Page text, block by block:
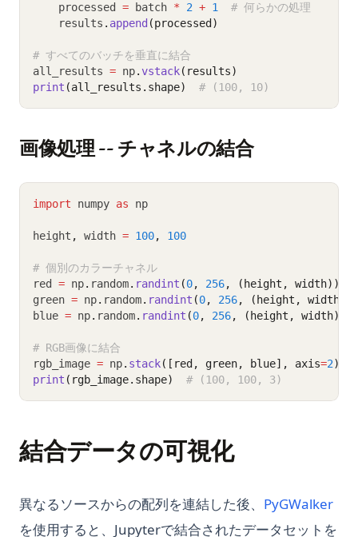
    processed
= batch * 2 + 1
# 何らかの処理
    results
. append (processed)
# すべてのバッチを垂直に結合
all_results = np.vstack(results)
print (all_results.shape) # (100, 10)
画像処理 -- チャネルの結合
import numpy as np
height , width = 100, 100
# 個別のカラーチャネル
red = np. random. randint (0, 256, (height, width))
green = np. random. randint (0, 256, (height, width))
blue = np. random. randint (0, 256, (height, width))
# RGB画像に結合
rgb_image = np. stack([red, green, blue], axis=2)
print (rgb_image.shape) # (100, 100, 3)
結合データの可視化
異なるソースからの配列を連結した後、 PyGWalker
を使用すると、Jupyterで結合されたデータセットを